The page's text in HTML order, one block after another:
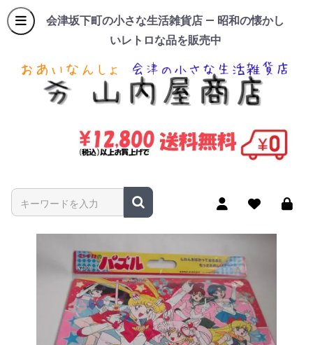
会津坂下町の小さな生活雑貨店 — 昭和の懐かし
いレトロな品を販売中
商品名やキーワードを入力